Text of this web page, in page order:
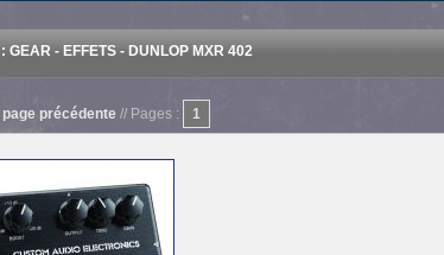
GEAR - EFFETS - DUNLOP MXR 402
page précédente // Pages : 1